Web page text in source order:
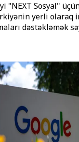
"NEXT Sosyal"
yerli olaraq
dəstəkləmək